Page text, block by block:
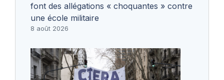
font des allégations « choquantes » contre
une école militaire
8 août 2026